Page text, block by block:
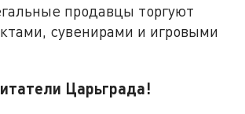
продавцы торгуют
сувенирами и игровыми
Царьграда!